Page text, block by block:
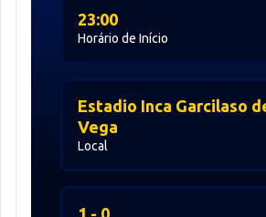
Horário de Início
23:00
Local
Estadio Inca Garcilaso
Vega
1 - 0